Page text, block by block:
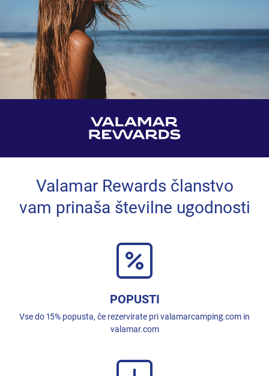
Valamar Rewards članstvo
vam prinaša številne ugodnosti
POPUSTI
Vse do 15% popusta, če rezervirate pri valamarcamping.com in
valamar.com